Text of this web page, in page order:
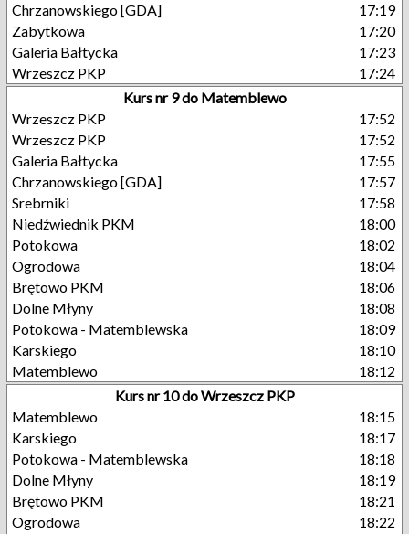
Chrzanowskiego [GDA]
17:19
Zabytkowa
17:20
Galeria Bałtycka
17:23
Wrzeszcz PKP
17:24
Kurs nr 9 do Matemblewo
Wrzeszcz PKP
17:52
Wrzeszcz PKP
17:52
Galeria Bałtycka
17:55
Chrzanowskiego [GDA]
17:57
Srebrniki
17:58
Niedźwiednik PKM
18:00
Potokowa
18:02
Ogrodowa
18:04
Brętowo PKM
18:06
Dolne Młyny
18:08
Potokowa - Matemblewska
18:09
Karskiego
18:10
Matemblewo
18:12
Kurs nr 10 do Wrzeszcz PKP
Matemblewo
18:15
Karskiego
18:17
Potokowa - Matemblewska
18:18
Dolne Młyny
18:19
Brętowo PKM
18:21
Ogrodowa
18:22